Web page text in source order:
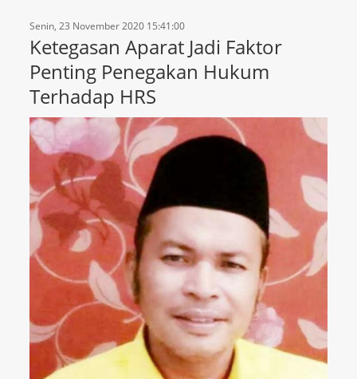
Senin, 23 November 2020 15:41:00
Ketegasan Aparat Jadi Faktor
Penting Penegakan Hukum
Terhadap HRS